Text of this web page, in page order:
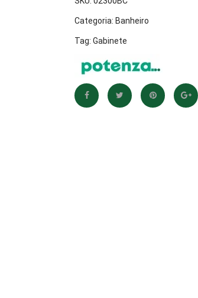
Categoria: Banheiro
Tag: Gabinete